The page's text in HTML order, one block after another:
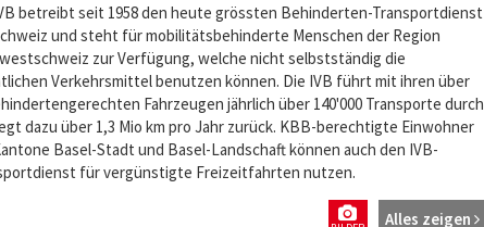
betreibt seit 1958 den heute grössten Behinderten-Transportdienst
und steht für mobilitätsbehinderte Menschen der Region
zur Verfügung, welche nicht selbstständig die
Verkehrsmittel benutzen können. Die IVB führt mit ihren über
Fahrzeugen jährlich über 140'000 Transporte durch
dazu über 1,3 Mio km pro Jahr zurück. KBB-berechtigte Einwohner
Basel-Stadt und Basel-Landschaft können auch den IVB-
für vergünstigte Freizeitfahrten nutzen.
Alles zeigen